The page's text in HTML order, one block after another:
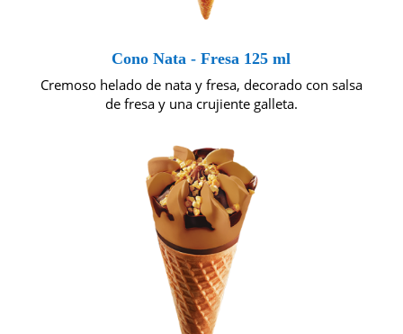
Cono Nata - Fresa 125 ml
Cremoso helado de nata y fresa, decorado con salsa
de fresa y una crujiente galleta.